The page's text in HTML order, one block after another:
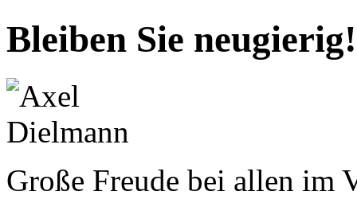
Bleiben Sie neugierig!
Große Freude bei allen im